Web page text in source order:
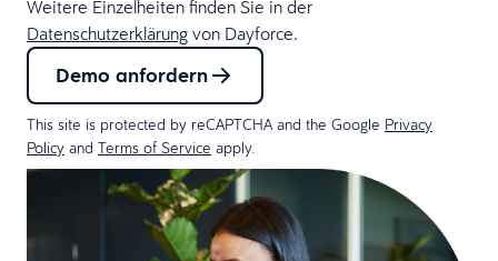
Weitere Einzelheiten finden Sie in der
Datenschutzerklärung von Dayforce.
Demo anfordern
This site is protected by reCAPTCHA and the Google Privacy
Policy and Terms of Service apply.